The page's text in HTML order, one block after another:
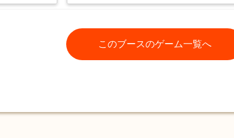
このブースのゲーム一覧へ